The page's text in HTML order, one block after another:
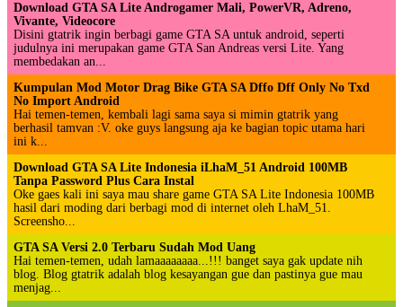
Download GTA SA Lite Androgamer Mali, PowerVR, Adreno,
Vivante, Videocore
Disini gtatrik ingin berbagi game GTA SA untuk android, seperti
judulnya ini merupakan game GTA San Andreas versi Lite. Yang
membedakan an...
Kumpulan Mod Motor Drag Bike GTA SA Dffo Dff Only No Txd
No Import Android
Hai temen-temen, kembali lagi sama saya si mimin gtatrik yang
berhasil tamvan :V. oke guys langsung aja ke bagian topic utama hari
ini k...
Download GTA SA Lite Indonesia iLhaM_51 Android 100MB
Tanpa Password Plus Cara Instal
Oke gaes kali ini saya mau share game GTA SA Lite Indonesia 100MB
hasil dari moding dari berbagi mod di internet oleh LhaM_51.
Screensho...
GTA SA Versi 2.0 Terbaru Sudah Mod Uang
Hai temen-temen, udah lamaaaaaaaa...!!! banget saya gak update nih
blog. Blog gtatrik adalah blog kesayangan gue dan pastinya gue mau
menjag...